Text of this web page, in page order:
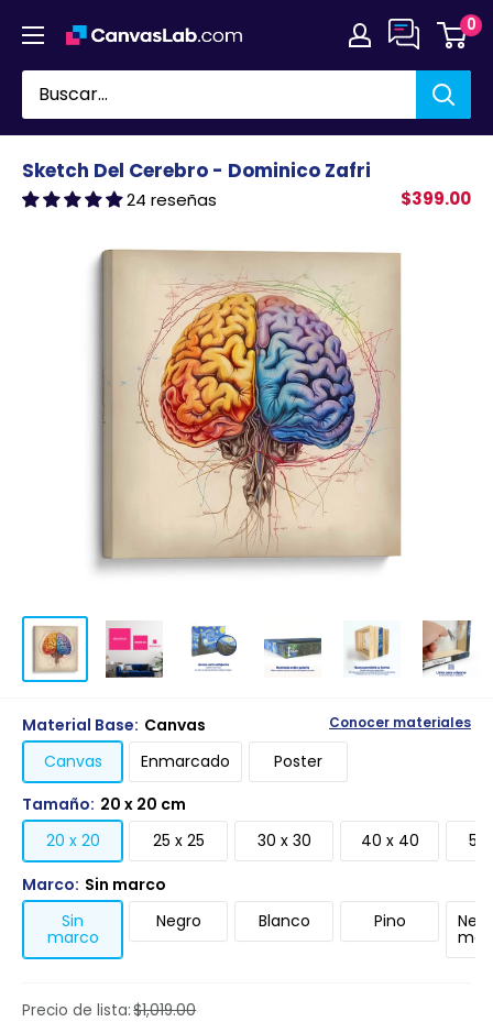
directamente
contenido
0
Sketch Del Cerebro - Dominico Zafri
24 reseñas $399.00
Precio de lista:$1,019.00
Material Base: Canvas Conocer materiales
Canvas Enmarcado
Poster
Tamaño: 20 x 20 cm
20 x 20
25 x 25 30 x 30 40 x 40
50
Marco: Sin marco
Sin
marco
Negro Blanco Pino